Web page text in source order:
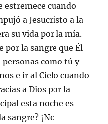
estremece cuando
a Jesucristo a la
su vida por la mía.
por la sangre que Él
personas como tú y
e ir al Cielo cuando
a Dios por la
esta noche es
sangre? ¡No